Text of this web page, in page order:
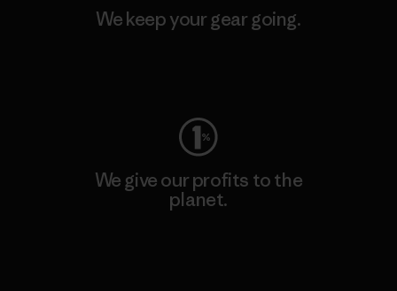
We keep your gear going.
We give our profits to the
planet.